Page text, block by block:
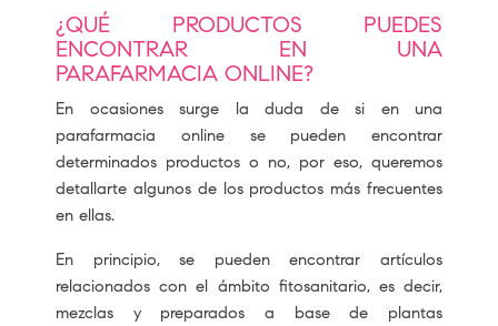
¿QUÉ PRODUCTOS PUEDES
ENCONTRAR EN UNA
PARAFARMACIA ONLINE?
En ocasiones surge la duda de si en una
parafarmacia online se pueden encontrar
determinados productos o no, por eso, queremos
detallarte algunos de los productos más frecuentes
en ellas.
En principio, se pueden encontrar artículos
relacionados con el ámbito fitosanitario, es decir,
mezclas y preparados a base de plantas